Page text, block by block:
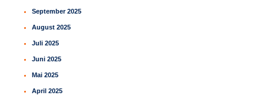
September 2025
August 2025
Juli 2025
Juni 2025
Mai 2025
April 2025